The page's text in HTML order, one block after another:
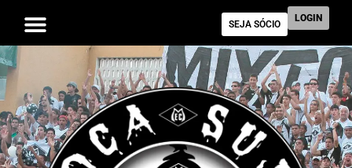
SEJA SÓCIO
LOGIN